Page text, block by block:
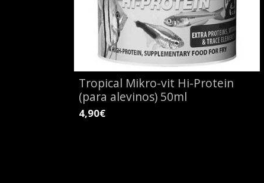
Tropical Mikro-vit Hi-Protein
(para alevinos) 50ml
4,90€